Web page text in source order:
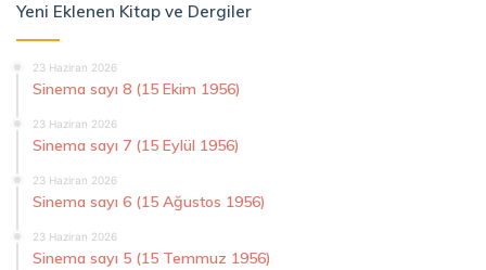
Yeni Eklenen Kitap ve Dergiler
23 Haziran 2026
Sinema sayı 8 (15 Ekim 1956)
23 Haziran 2026
Sinema sayı 7 (15 Eylül 1956)
23 Haziran 2026
Sinema sayı 6 (15 Ağustos 1956)
23 Haziran 2026
Sinema sayı 5 (15 Temmuz 1956)